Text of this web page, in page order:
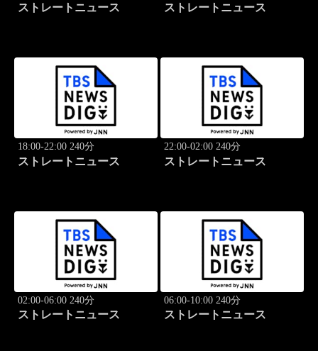
ストレートニュース ストレートニュース
18:00-22:00 240分
ストレートニュース
22:00-02:00 240分
ストレートニュース
02:00-06:00 240分
ストレートニュース
06:00-10:00 240分
ストレートニュース